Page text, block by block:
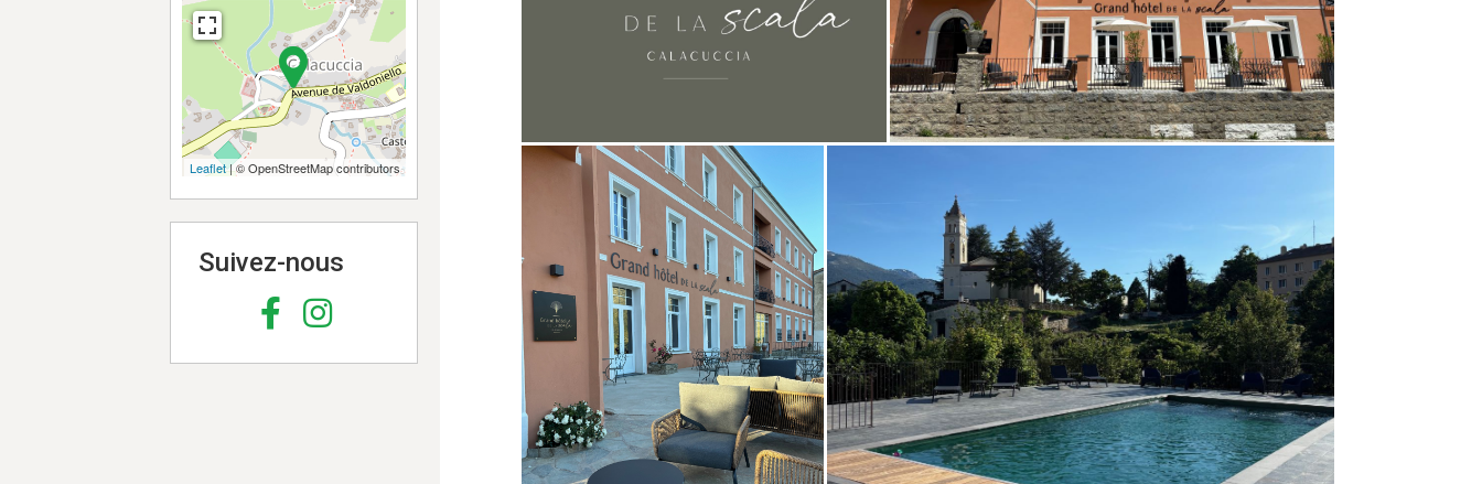
Leaflet| © OpenStreetMap contributors
Suivez-nous